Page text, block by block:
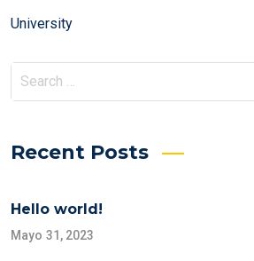
University
Search
Recent Posts
Hello world!
Mayo 31, 2023